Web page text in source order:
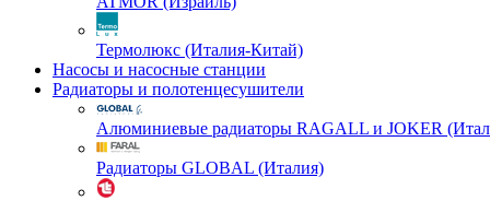
Термолюкс (Италия-Китай)
Насосы и насосные станции
Радиаторы и полотенцесушители
Алюминиевые радиаторы RAGALL и JOKER
Радиаторы GLOBAL (Италия)